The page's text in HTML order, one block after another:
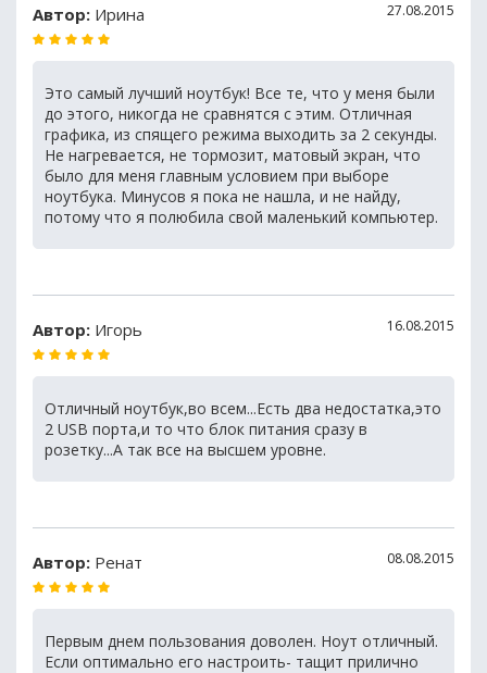
Автор: Ирина 27.08.2015
Это самый лучший ноутбук! Все те, что у меня были
до этого, никогда не сравнятся с этим. Отличная
графика, из спящего режима выходить за 2 секунды.
Не нагревается, не тормозит, матовый экран, что
было для меня главным условием при выборе
ноутбука. Минусов я пока не нашла, и не найду,
потому что я полюбила свой маленький компьютер.
Автор: Игорь 16.08.2015
Отличный ноутбук,во всем...Есть два недостатка,это
2 USB порта,и то что блок питания сразу в
розетку...А так все на высшем уровне.
Автор: Ренат 08.08.2015
Первым днем пользования доволен. Ноут отличный.
Если оптимально его настроить- тащит прилично